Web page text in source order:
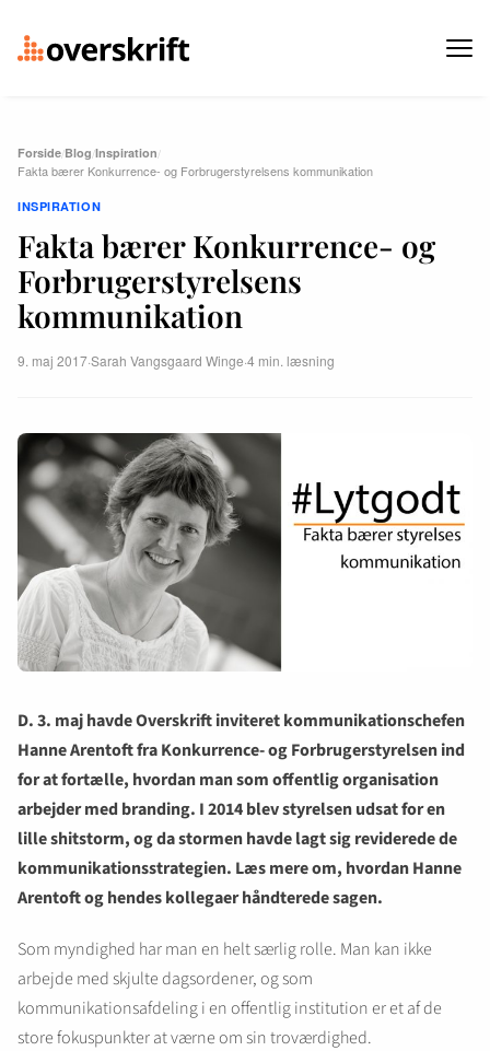
Forside/Blog/Inspiration/
Fakta bærer Konkurrence- og Forbrugerstyrelsens kommunikation
INSPIRATION
Fakta bærer Konkurrence- og
Forbrugerstyrelsens
kommunikation
9. maj 2017·Sarah Vangsgaard Winge·4 min. læsning
D. 3. maj havde Overskrift inviteret kommunikationschefen
Hanne Arentoft fra Konkurrence- og Forbrugerstyrelsen ind
for at fortælle, hvordan man som offentlig organisation
arbejder med branding. I 2014 blev styrelsen udsat for en
lille shitstorm, og da stormen havde lagt sig reviderede de
kommunikationsstrategien. Læs mere om, hvordan Hanne
Arentoft og hendes kollegaer håndterede sagen.
Som myndighed har man en helt særlig rolle. Man kan ikke
arbejde med skjulte dagsordener, og som
kommunikationsafdeling i en offentlig institution er et af de
store fokuspunkter at værne om sin troværdighed.